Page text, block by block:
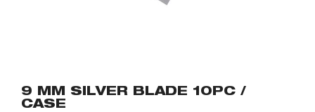
9 MM SILVER BLADE 10PC /
CASE